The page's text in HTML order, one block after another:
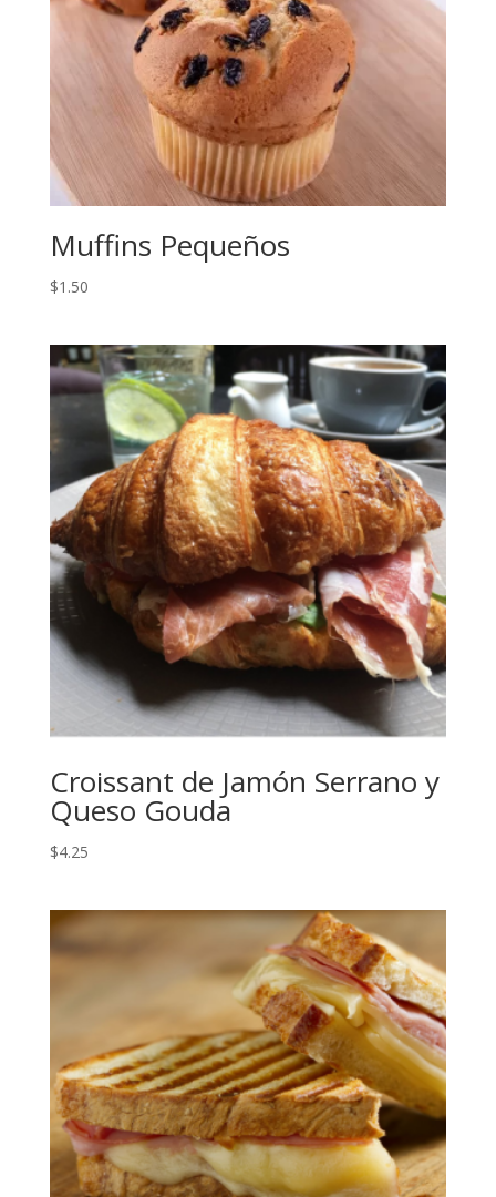
Muffins Pequeños
$1.50
Croissant de Jamón Serrano y
Queso Gouda
$4.25